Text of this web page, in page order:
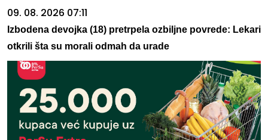
09. 08. 2026 07:11
Izbodena devojka (18) pretrpela ozbiljne povrede: Lekari
otkrili šta su morali odmah da urade